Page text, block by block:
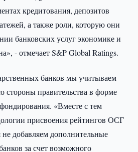
кредитования, депозитов
а также роли, которую они
банковских услуг экономике и
- отмечает S&P Global Ratings.
банков мы учитываем
стороны правительства в форме
«Вместе с тем
присвоения рейтингов ОСГ
добавляем дополнительные
за счет возможного